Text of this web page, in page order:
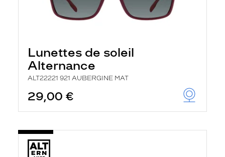
Lunettes de soleil
Alternance
ALT22221 921 AUBERGINE MAT
29,00 €